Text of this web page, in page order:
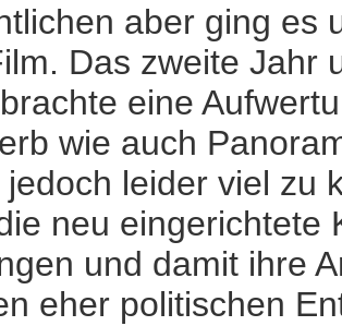
aber ging es
Das zweite
eine
wie auch
leider viel zu
neu eingerichtete
und damit ihre
eher politischen